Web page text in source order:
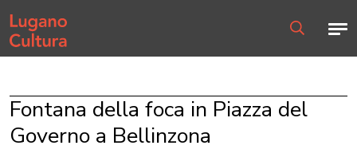
Home page
Fontana della foca in Piazza del
Governo a Bellinzona